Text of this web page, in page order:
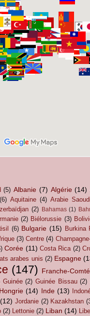
(5) Albanie (7) Algérie (14)
(6) Aquitaine (4) Arabie
(2) Bahamas (1)
(2) Biélorussie (3)
(6) Bulgarie (15) Burkina
(3) Centre (4)
Corée (11) Costa Rica (2)
arabes unis (2) Espagne
(147) Franche-Comté
Guinée (2) Guinée Bissau (2)
Hongrie (14) Inde (13)
(12) Jordanie (2) Kazakhstan
(2) Lettonie (2) Liban (14)